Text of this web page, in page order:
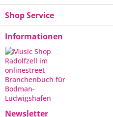
Shop Service
Informationen
Newsletter